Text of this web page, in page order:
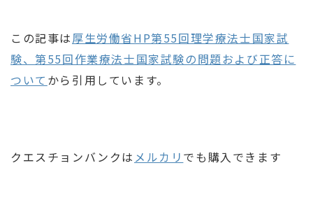
この記事は厚生労働省HP第55回理学療法士国家試
験、第55回作業療法士国家試験の問題および正答に
ついて から引用しています。
クエスチョンバンクは メルカリ でも購入できます